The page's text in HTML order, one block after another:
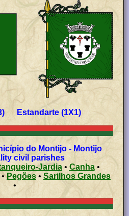
Estandarte (1X1)
do Montijo - Montijo
civil parishes
Jardia• Canha•
• Pegões • Sarilhos Grandes
•